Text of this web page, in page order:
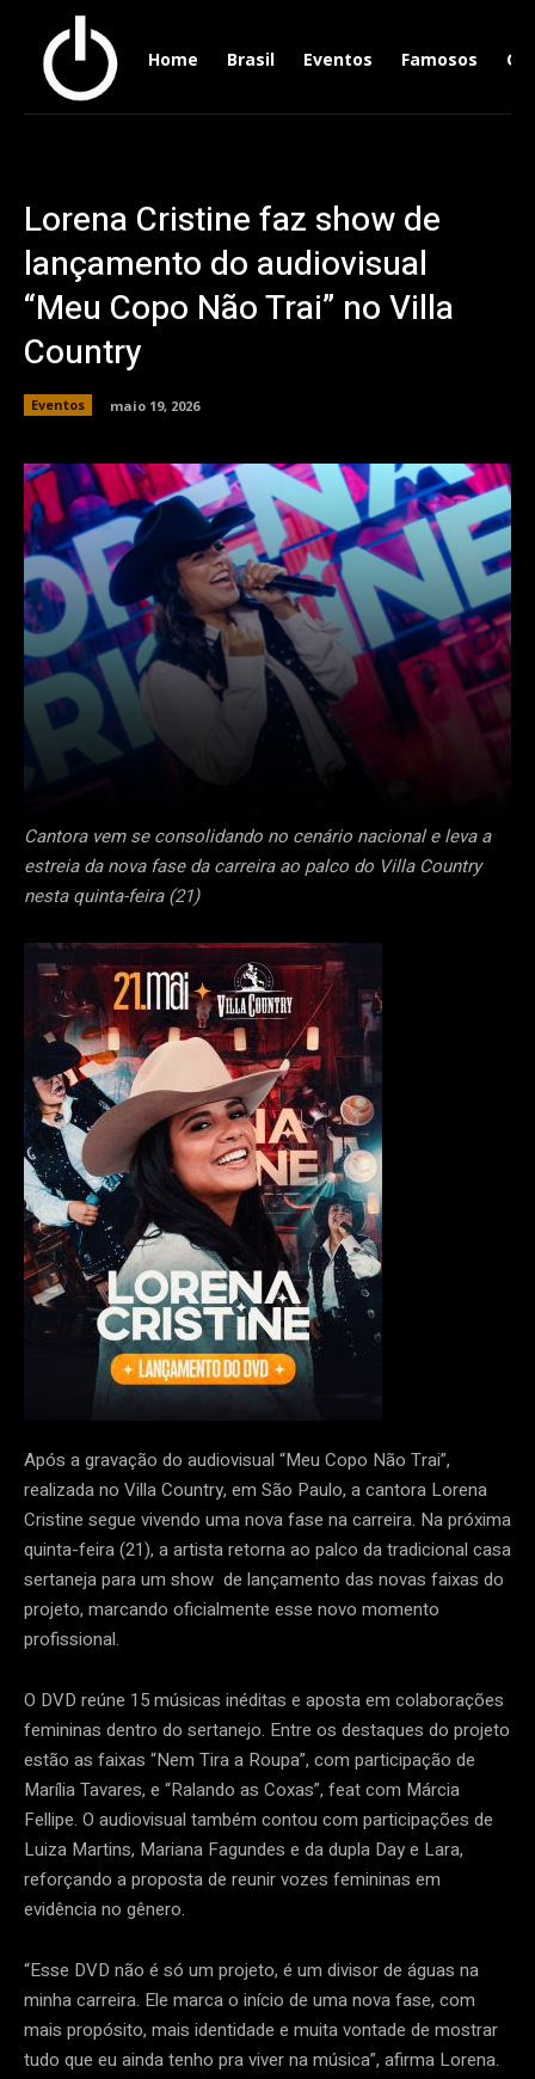
Home Brasil Eventos Famosos
Lorena Cristine faz show de
lançamento do audiovisual
“Meu Copo Não Trai” no Villa
Country
Eventos maio 19, 2026
Cantora vem se consolidando no cenário nacional e leva a
estreia da nova fase da carreira ao palco do Villa Country
nesta quinta-feira (21)
Após a gravação do audiovisual “Meu Copo Não Trai”,
realizada no Villa Country, em São Paulo, a cantora Lorena
Cristine segue vivendo uma nova fase na carreira. Na próxima
quinta-feira (21), a artista retorna ao palco da tradicional casa
sertaneja para um show de lançamento das novas faixas do
projeto, marcando oficialmente esse novo momento
profissional.
O DVD reúne 15 músicas inéditas e aposta em colaborações
femininas dentro do sertanejo. Entre os destaques do projeto
estão as faixas “Nem Tira a Roupa”, com participação de
Marília Tavares, e “Ralando as Coxas”, feat com Márcia
Fellipe. O audiovisual também contou com participações de
Luiza Martins, Mariana Fagundes e da dupla Day e Lara,
reforçando a proposta de reunir vozes femininas em
evidência no gênero.
“Esse DVD não é só um projeto, é um divisor de águas na
minha carreira. Ele marca o início de uma nova fase, com
mais propósito, mais identidade e muita vontade de mostrar
tudo que eu ainda tenho pra viver na música”, afirma Lorena.